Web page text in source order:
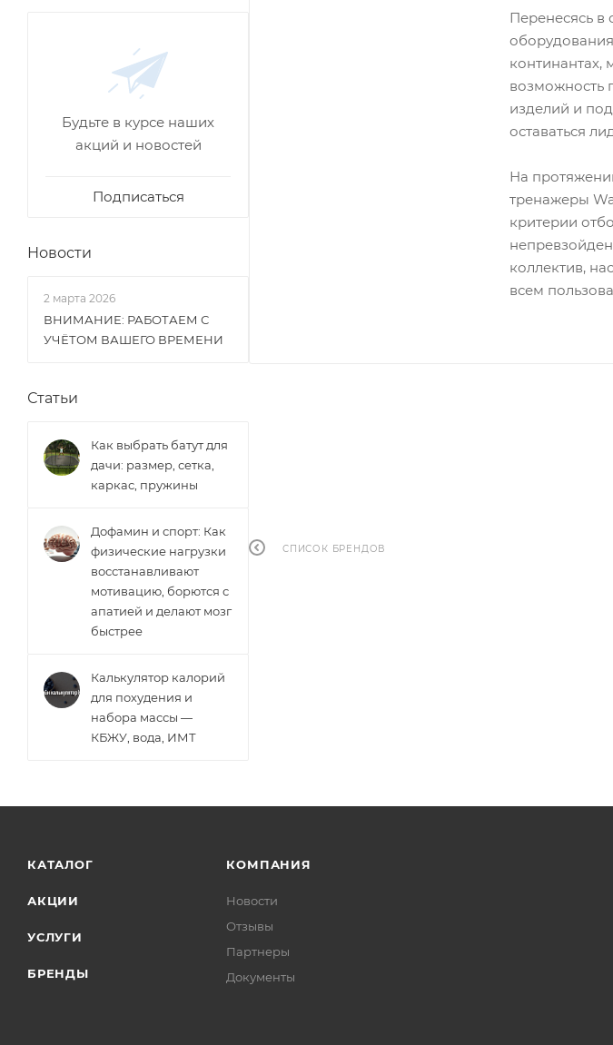
Перенесясь в
возможность
изделий и
оставаться
На
тренажеры
критерии
коллектив,
всем
СПИСОК БРЕНДОВ
Будьте в курсе наших
акций и новостей
Подписаться
Новости
2 марта 2026
ВНИМАНИЕ: РАБОТАЕМ С
УЧЁТОМ ВАШЕГО ВРЕМЕНИ
Статьи
Как выбрать батут для
дачи: размер, сетка,
каркас, пружины
Дофамин и спорт: Как
физические нагрузки
восстанавливают
мотивацию, борются с
апатией и делают мозг
быстрее
Калькулятор калорий
для похудения и
набора массы —
КБЖУ, вода, ИМТ
КАТАЛОГ
АКЦИИ
УСЛУГИ
БРЕНДЫ
КОМПАНИЯ
Новости
Отзывы
Партнеры
Документы